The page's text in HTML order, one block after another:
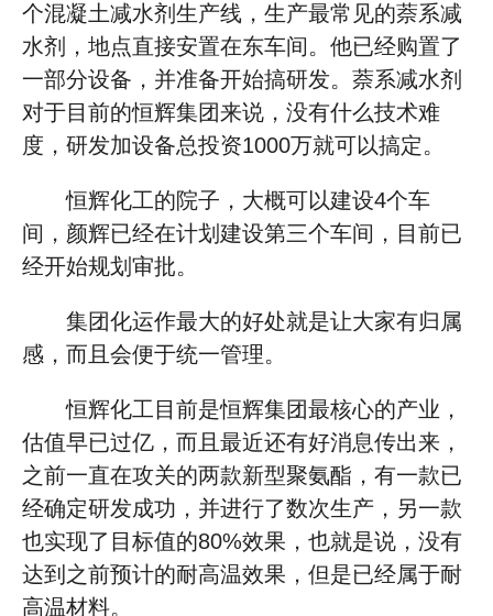
个混凝土减水剂生产线，生产最常见的萘系减
水剂，地点直接安置在东车间。他已经购置了
一部分设备，并准备开始搞研发。萘系减水剂
对于目前的恒辉集团来说，没有什么技术难
度，研发加设备总投资1000万就可以搞定。
恒辉化工的院子，大概可以建设4个车
间，颜辉已经在计划建设第三个车间，目前已
经开始规划审批。
集团化运作最大的好处就是让大家有归属
感，而且会便于统一管理。
恒辉化工目前是恒辉集团最核心的产业，
估值早已过亿，而且最近还有好消息传出来，
之前一直在攻关的两款新型聚氨酯，有一款已
经确定研发成功，并进行了数次生产，另一款
也实现了目标值的80%效果，也就是说，没有
达到之前预计的耐高温效果，但是已经属于耐
高温材料。